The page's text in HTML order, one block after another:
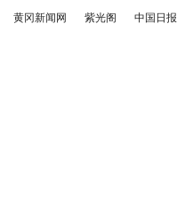
黄冈新闻网
紫光阁 中国日报